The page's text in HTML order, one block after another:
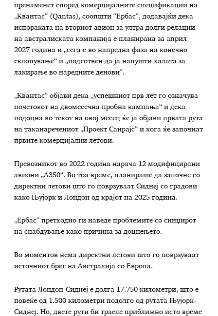
пренаменет според комерцијалните спецификации на
„Квантас“ (Qantas), соопшти “Ербас“, додавајќи дека
испораката на вториот авион за ултра долги релации
на австралиската компанија е планирана за април
2027 година и „сега е во напредна фаза на конечно
склопување“ и „подготвен да ја напушти халата за
лакирање во наредните денови“.
„Квантас“ објави дека „успешниот прв лет го означува
почетокот на двомесечна пробна кампања“ и дека
подоцна во текот на овој месец ќе ја објави првата рута
на таканаречениот „Проект Санрајс“ и кога ќе започнат
првите комерцијални летови.
Превозникот во 2022 година нарача 12 модифицирани
авиони „A350“. Во тоа време, планираше да започне со
директни летови што го поврзуваат Сиднеј со градови
како Њујорк и Лондон од крајот на 2025 година.
„Ербас“ претходно ги наведе проблемите со синџирот
на снабдување како причина за доцнењето.
Во моментов нема директни летови што го поврзуваат
источниот брег на Австралија со Европа.
Рутата Лондон-Сиднеј е долга 17.750 километри, што е
повеќе од 1.500 километри подолго од рутата Њујорк-
Сиднеј. Но, двете рути би траеле приближно исто време